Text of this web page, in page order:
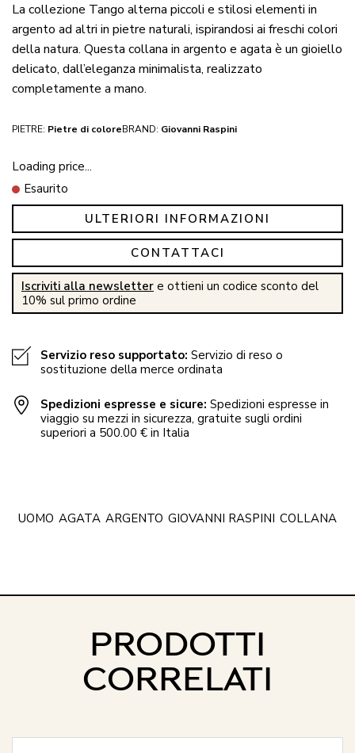
La collezione Tango alterna piccoli e stilosi elementi in
argento ad altri in pietre naturali, ispirandosi ai freschi colori
della natura. Questa collana in argento e agata è un gioiello
delicato, dall’eleganza minimalista, realizzato
completamente a mano.
PIETRE: Pietre di coloreBRAND: Giovanni Raspini
Loading price...
Esaurito
ULTERIORI INFORMAZIONI
CONTATTACI
Iscriviti alla newsletter e ottieni un codice sconto del
10% sul primo ordine
Servizio reso supportato: Servizio di reso o
sostituzione della merce ordinata
Spedizioni espresse e sicure: Spedizioni espresse in
viaggio su mezzi in sicurezza, gratuite sugli ordini
superiori a 500.00 € in Italia
UOMO AGATA ARGENTO GIOVANNI RASPINI COLLANA
PRODOTTI
CORRELATI